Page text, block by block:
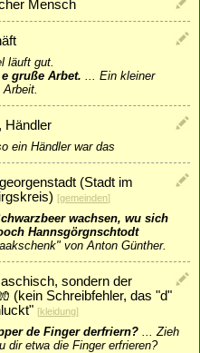
Mensch
läuft gut.
gruße Arbet. ... Ein kleiner
Händler
ein Händler war das
(Stadt im
[gemeinden]
wachsen, wu sich
Hannsgörgnschtodt
von Anton Günther.
sondern der
(kein Schreibfehler, das "d"
[kleidung]
de Finger derfriern? ...Zieh
dir etwa die Finger erfrieren?